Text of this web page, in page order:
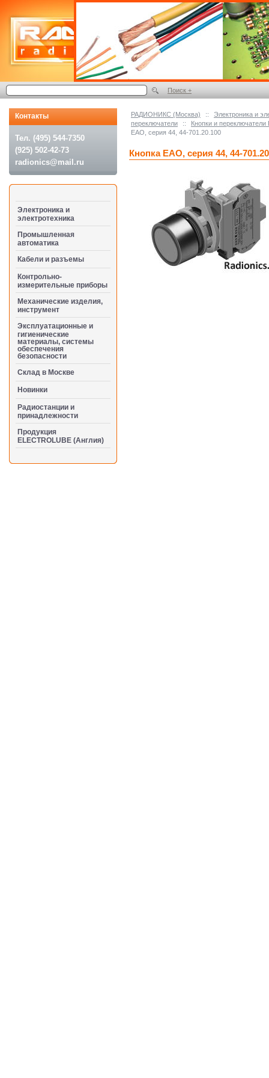
РАДИОНИКС (Москва) ::
Электроника и
переключатели
::
Кнопки и
ЕАО, серия 44, 44-701.20.100
Кнопка ЕАО, серия 44, 44-
Контакты
Тел. (495) 544-7350
(925) 502-42-73
radionics@mail.ru
Электроника и
электротехника
Промышленная
автоматика
Кабели и разъемы
Контрольно-
измерительные приборы
Механические изделия,
инструмент
Эксплуатационные и
гигиенические
материалы, системы
обеспечения
безопасности
Cклад в Москве
Новинки
Радиостанции и
принадлежности
Продукция
ELECTROLUBE (Англия)
Поиск +